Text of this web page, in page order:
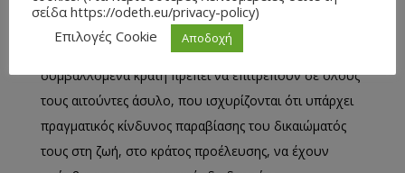
απαιτεί την προστασία αλλοδαπών που δεν
δικαιούνται καθεστώς πρόσφυγα. Συμπερασματικά, τα
συμβαλλόμενα κράτη πρέπει να επιτρέπουν σε όλους
τους αιτούντες άσυλο, που ισχυρίζονται ότι υπάρχει
πραγματικός κίνδυνος παραβίασης του δικαιώματός
τους στη ζωή, στο κράτος προέλευσης, να έχουν
σείδα https://odeth.eu/privacy-policy)
Επιλογές Cookie
Αποδοχή